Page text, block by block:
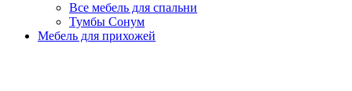
Все мебель для спальни
Тумбы Сонум
Мебель для прихожей